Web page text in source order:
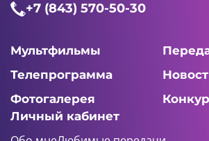
+7 (843) 570-50-30
Мультфильмы
Телепрограмма
Фотогалерея
Личный кабинет